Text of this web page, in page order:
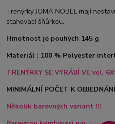
Trenýrky JOMA NOBEL mají
stahovací šňůrkou.
Hmotnost je pouhých 145 g
Materiál : 100 % Polyester
TRENÝRKY SE VYRÁBÍ VE vel.
MINIMÁLNÍ POČET K
Několik barevných variant !!!